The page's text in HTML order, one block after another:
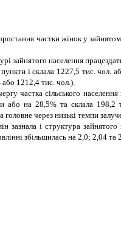
частки жінок у
зайнятого населення
пункти і склала 1227,5 тис. чол.
1212,4 тис. чол.).
частка сільського
або на 28,5% та склала
головне через низькі темпи
зазнала і структура
збільшилась на 2,0; 2,04 та